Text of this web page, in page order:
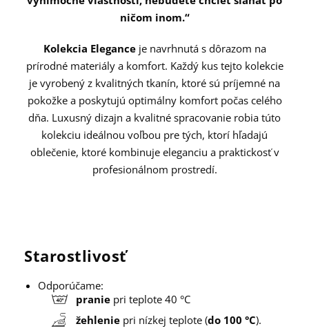
ničom inom.“
Kolekcia Eleganceje navrhnutá s dôrazom na
prírodné materiály a komfort. Každý kus tejto kolekcie
je vyrobený z kvalitných tkanín, ktoré sú príjemné na
pokožke a poskytujú optimálny komfort počas celého
dňa. Luxusný dizajn a kvalitné spracovanie robia túto
kolekciu ideálnou voľbou pre tých, ktorí hľadajú
oblečenie, ktoré kombinuje eleganciu a praktickosť v
profesionálnom prostredí.
Starostlivosť
Odporúčame:
pranie pri teplote 40 °C
žehlenie pri nízkej teplote (do 100 °C).